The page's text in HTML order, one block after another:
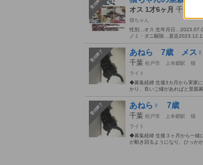
オス 1才6ヶ月 千葉
猫ちゃん
性別…オス 生年月日
ノミ・ダニ駆除…直近
受付終了 あねら 7歳 メス♀️
千葉 松戸市 上本郷駅
猫
ライト
◆募集経緯 生後3カ月から実家
かり、良いご縁があればと里親
受付終了 あねら♀️ 7歳
千葉 松戸市 上本郷駅
猫
ライト
◆募集経緯 生後３ヶ月から一緒
が動き回るようになり、ひっか